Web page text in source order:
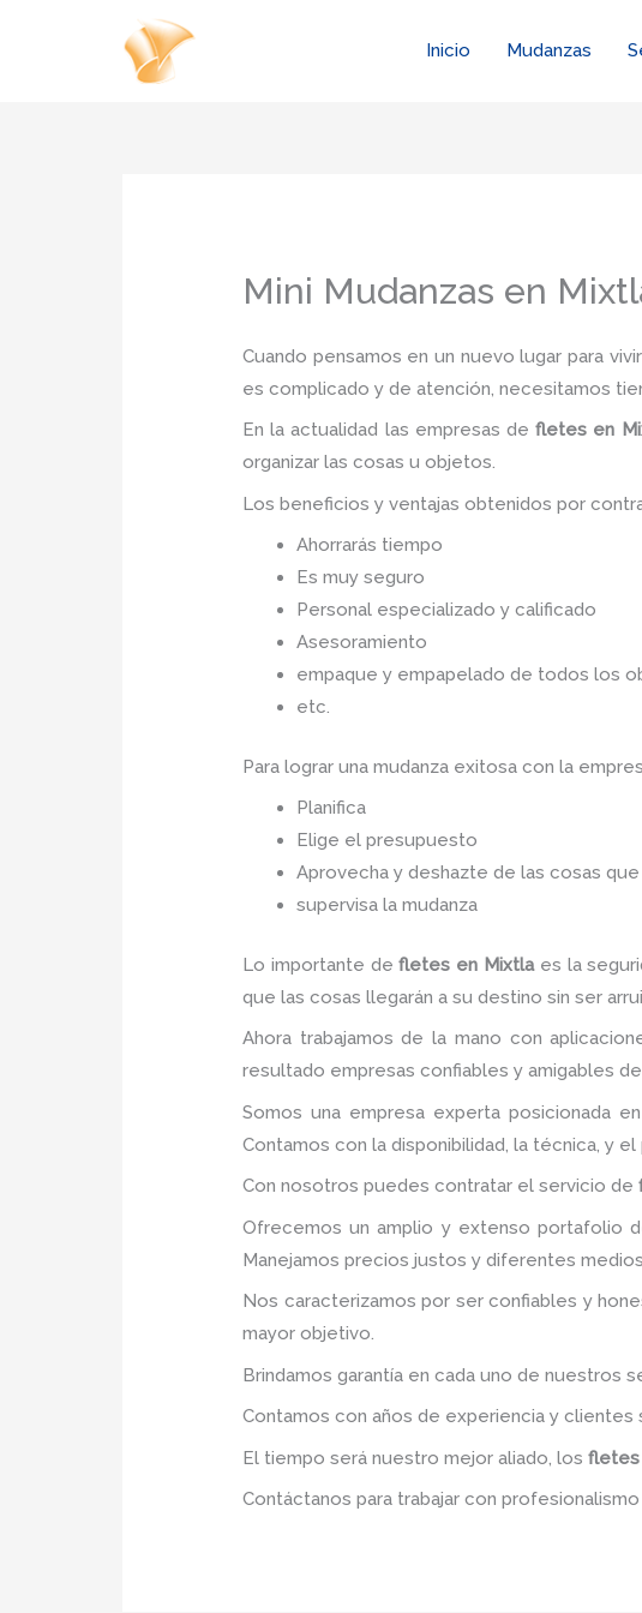
Inicio Mudanzas
Mini Mudanzas en
Cuando pensamos en un nuevo lugar para
es complicado y de atención, necesitamos
En la actualidad las empresas defletes en
organizar las cosas u objetos.
Los beneficios y ventajas obtenidos por
Ahorrarás tiempo
Es muy seguro
Personal especializado y calificado
Asesoramiento
empaque y empapelado de todos los
etc.
Para lograr una mudanza exitosa con la
Planifica
Elige el presupuesto
Aprovecha y deshazte de las cosas que
supervisa la mudanza
Lo importante defletes en Mixtla es la
que las cosas llegarán a su destino sin ser
Ahora trabajamos de la mano con
resultado empresas confiables y amigables
Somos una empresa experta posicionada
Contamos con la disponibilidad, la técnica, y el
Con nosotros puedes contratar el servicio de
Ofrecemos un amplio y extenso portafolio
Manejamos precios justos y diferentes
Nos caracterizamos por ser confiables y
mayor objetivo.
Brindamos garantía en cada uno de nuestros
Contamos con años de experiencia y clientes
El tiempo será nuestro mejor aliado, losfletes
Contáctanos para trabajar con